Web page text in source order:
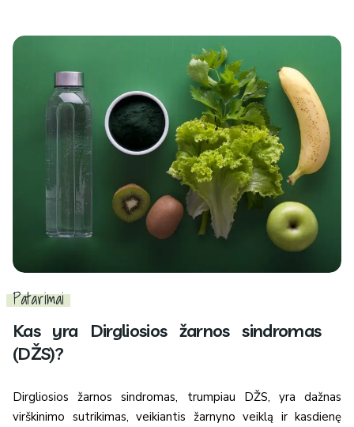
Patarimai
Kas yra Dirgliosios žarnos sindromas
(DŽS)?
Dirgliosios žarnos sindromas, trumpiau DŽS, yra dažnas
virškinimo sutrikimas, veikiantis žarnyno veiklą ir kasdienę